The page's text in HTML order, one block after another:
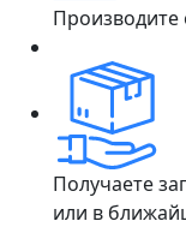
Получаете
или в